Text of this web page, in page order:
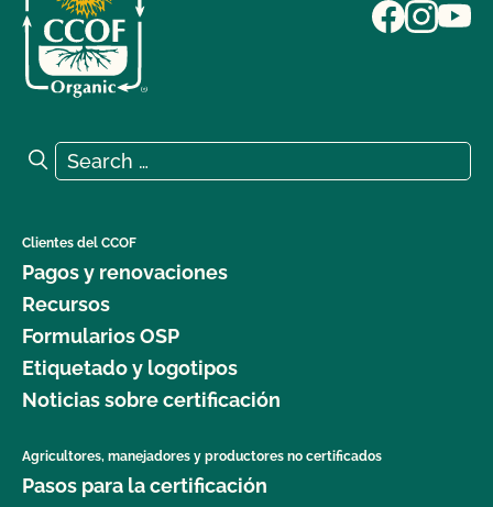
Search for:
Search
Clientes del CCOF
Pagos y renovaciones
Recursos
Formularios OSP
Etiquetado y logotipos
Noticias sobre certificación
Agricultores, manejadores y productores no certificados
Pasos para la certificación